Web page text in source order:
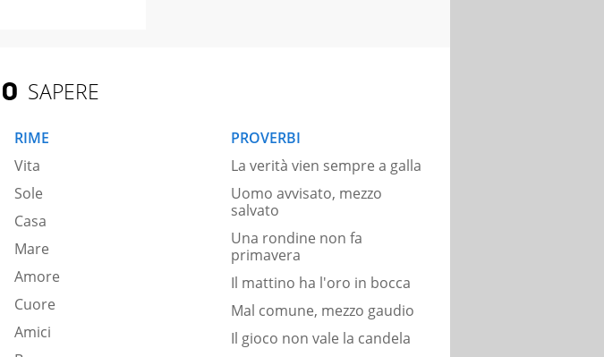
SAPERE
RIME
Vita
Sole
Casa
Mare
Amore
Cuore
Amici
PROVERBI
La verità vien sempre a galla
Uomo avvisato, mezzo
salvato
Una rondine non fa
primavera
Il mattino ha l'oro in bocca
Mal comune, mezzo gaudio
Il gioco non vale la candela